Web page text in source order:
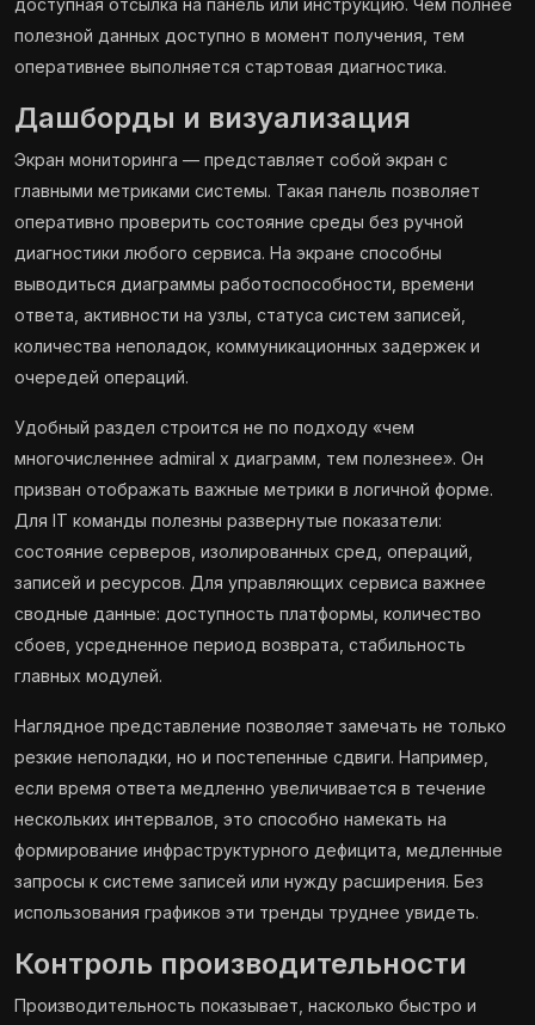
доступная отсылка на панель или инструкцию. Чем полнее
полезной данных доступно в момент получения, тем
оперативнее выполняется стартовая диагностика.
Дашборды и визуализация
Экран мониторинга — представляет собой экран с
главными метриками системы. Такая панель позволяет
оперативно проверить состояние среды без ручной
диагностики любого сервиса. На экране способны
выводиться диаграммы работоспособности, времени
ответа, активности на узлы, статуса систем записей,
количества неполадок, коммуникационных задержек и
очередей операций.
Удобный раздел строится не по подходу «чем
многочисленнее admiral x диаграмм, тем полезнее». Он
призван отображать важные метрики в логичной форме.
Для IT команды полезны развернутые показатели:
состояние серверов, изолированных сред, операций,
записей и ресурсов. Для управляющих сервиса важнее
сводные данные: доступность платформы, количество
сбоев, усредненное период возврата, стабильность
главных модулей.
Наглядное представление позволяет замечать не только
резкие неполадки, но и постепенные сдвиги. Например,
если время ответа медленно увеличивается в течение
нескольких интервалов, это способно намекать на
формирование инфраструктурного дефицита, медленные
запросы к системе записей или нужду расширения. Без
использования графиков эти тренды труднее увидеть.
Контроль производительности
Производительность показывает, насколько быстро и